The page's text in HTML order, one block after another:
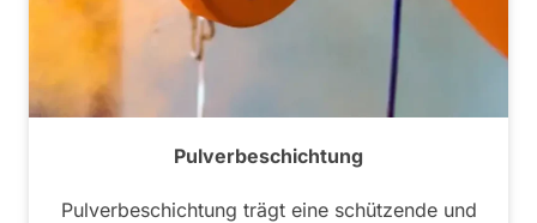
Pulverbeschichtung
Pulverbeschichtung trägt eine schützende und